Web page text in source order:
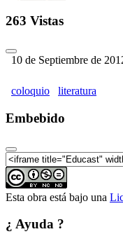
263 Vistas
10 de Septiembre de
coloquio literatura
Embebido
Esta obra está bajo una
¿ Ayuda ?